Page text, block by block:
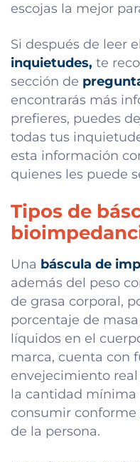
escojas la mejor
Si después de leer
inquietudes, te
sección de
encontrarás más
prefieres, puedes
todas tus
esta información
quienes les puede
Tipos de
Una báscula de
además del peso
de grasa corporal,
porcentaje de
líquidos en el
marca, cuenta con
envejecimiento
la cantidad mínima
consumir conforme
de la persona.